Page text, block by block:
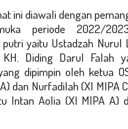
ini diawali dengan
periode 2022/
yaitu Ustadzah Nurul
Diding Darul Falah
dipimpin oleh ketua
dan Nurfadilah (XI MIPA
Intan Aolia (XI MIPA A)